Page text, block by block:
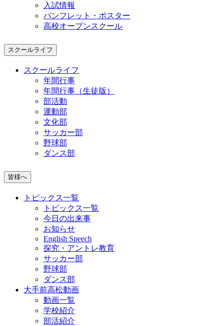
入試情報
パンフレット・ポスター
高校オープンスクール
スクールライフ
スクールライフ
年間行事
年間行事（生徒版）
部活動
運動部
文化部
サッカー部
野球部
ダンス部
皆様へ
トピックス一覧
トピックス一覧
今日の出来事
お知らせ
English Speech
探究・アントレ教育
サッカー部
野球部
ダンス部
大手前高松動画
動画一覧
学校紹介
部活紹介